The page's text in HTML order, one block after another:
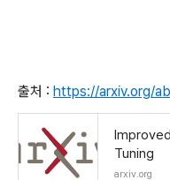
출처 : https://arxiv.org/
Tuning
arxiv.org